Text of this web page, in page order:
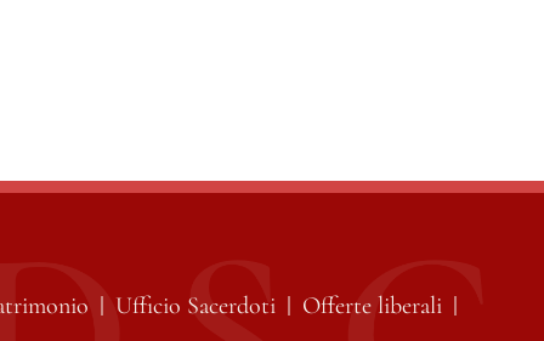
Ufficio Sacerdoti Offerte liberali